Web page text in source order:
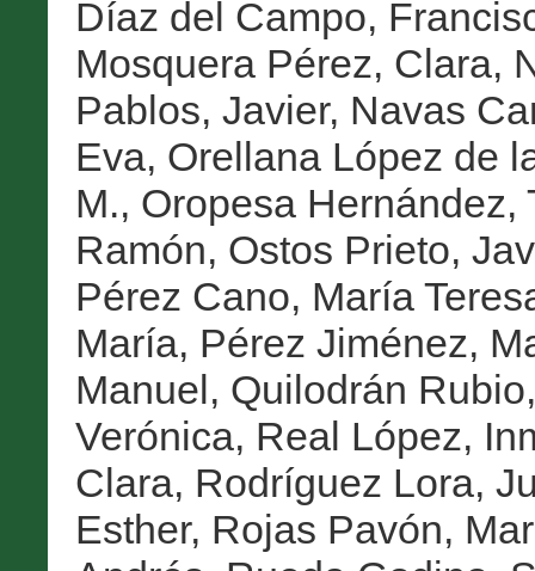
Díaz del Campo,
Mosquera Pérez, Clara,
Pablos, Javier, Navas
Eva, Orellana López de
M., Oropesa Hernández,
Ramón, Ostos Prieto,
Pérez Cano, María
María, Pérez Jiménez,
Manuel, Quilodrán
Verónica, Real López,
Clara, Rodríguez Lora,
Esther, Rojas Pavón,